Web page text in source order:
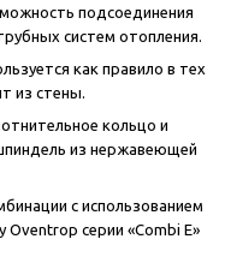
подсоединения
систем отопления.
как правило в тех
из стены.
кольцо и
из нержавеющей
с использованием
серии «Combi E»